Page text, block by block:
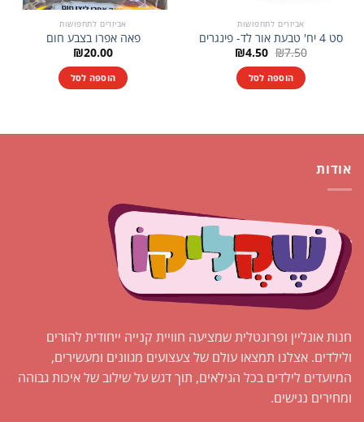
אביזרים לתחפושות
סט 4 יח' טבעת אור לד- פינגרים
₪7.50 המחיר
היה:
₪7.50.
₪4.50 המחיר
הוספה לסל
אביזרים לתחפושות
פאה אפרו בצבע חום
₪20.00
הוספה לסל
אודות
חנות אונליין ופרונטלית שמציעה חוויית קנייה ייחודית להורים
ולילדים. אצלנו תמצאו עולם של צעצועים מגוונים ומעשירים,
המיועדים לילדים בכל הגילאים, תוך דגש על שילוב של איכות גבוהה
ומחירים נגישים.